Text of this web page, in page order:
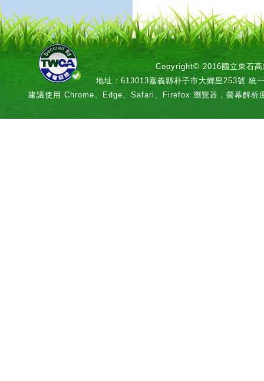
Copyright© 2016國立東石高
地址：613013嘉義縣朴子市大鄉里253號 統
建議使用 Chrome、Edge、Safari、Firefox 瀏覽器，螢幕解